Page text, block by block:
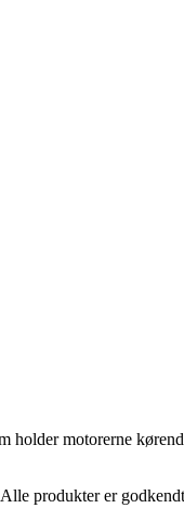
motorerne
produkter er